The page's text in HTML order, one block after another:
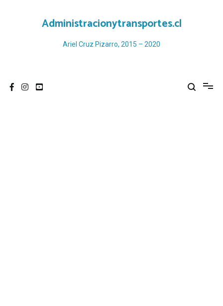
Administracionytransportes.cl
Ariel Cruz Pizarro, 2015 – 2020